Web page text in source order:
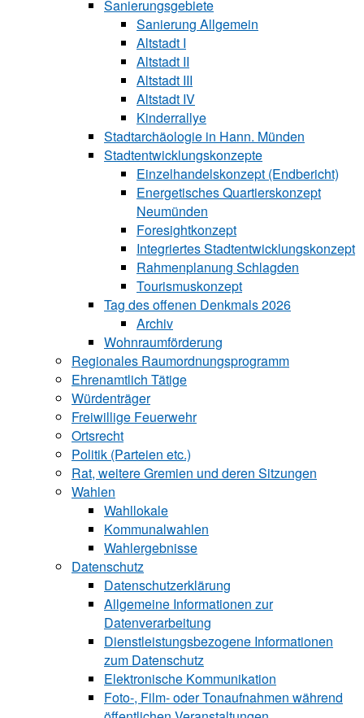
Sanierungsgebiete
Sanierung All‍ge‍mein
Altstadt I
Altstadt II
Altstadt III
Altstadt IV
Kinderrallye
Stadtarchäologie in Hann. Münden
Stadtentwicklungskon‍zepte
Einzelhandelskonzept (Endbericht)
Energetisches Quartierskonzept
Neumünden
Foresightkonzept
Integriertes Stadtentwicklungskonzept
Rahmenplanung Schlagden
Tourismuskonzept
Tag des offenen Denkmals 2026
Archiv
Wohnraumförderung
Regionales Raumordnungsprogramm
Ehrenamtlich Tätige
Würdenträger
Freiwillige Feuerwehr
Ortsrecht
Politik (Parteien etc.)
Rat, weitere Gremien und deren Sitzungen
Wahlen
Wahllokale
Kommunalwahlen
Wahlergebnisse
Datenschutz
Datenschutzerklärung
Allgemeine Informationen zur
Datenverarbeitung
Dienstleistungsbezogene Informationen
zum Datenschutz
Elektronische Kommunikation
Foto-, Film- oder Tonaufnahmen während